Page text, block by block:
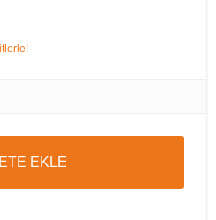
EKLE